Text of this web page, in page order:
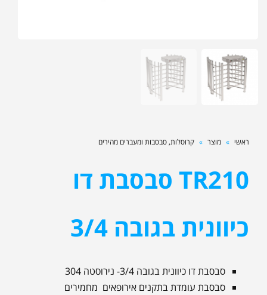
ראשי » מוצר » קרוסלות, סבסבות ומעברים מהירים
TR210 סבסבת דו
כיוונית בגובה 3/4
סבסבת דו כיוונית בגובה 3/4- נירוסטה 304
סבסבת עומדת בתקנים אירופאים מחמירים